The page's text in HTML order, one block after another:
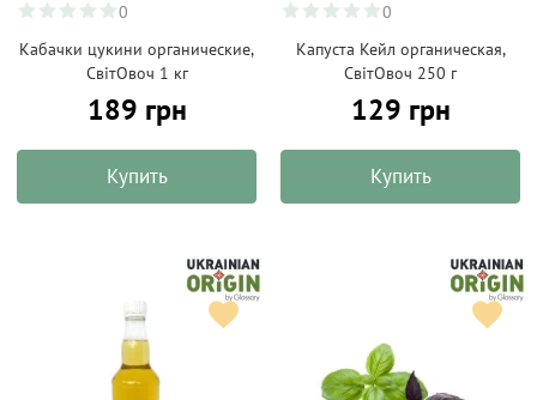
0
Кабачки цукини органические,
СвітОвоч 1 кг
189 грн
Купить
0
Капуста Кейл органическая,
СвітОвоч 250 г
129 грн
Купить